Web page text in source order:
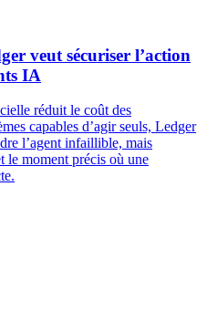
veut sécuriser l’action
IA
réduit le coût des
capables d’agir seuls, Ledger
l’agent infaillible, mais
le moment précis où une